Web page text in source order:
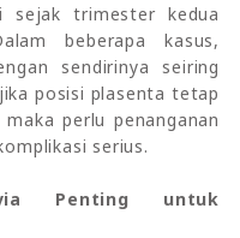
sejak trimester kedua
beberapa kasus,
sendirinya seiring
posisi plasenta tetap
perlu penanganan
serius.
Penting untuk